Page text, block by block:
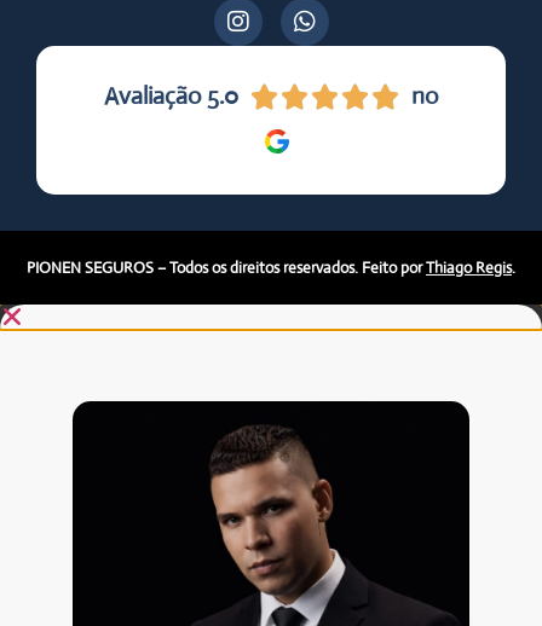
Avaliação 5.0  no
PIONEN SEGUROS – Todos os direitos reservados. Feito porThiago Regis.